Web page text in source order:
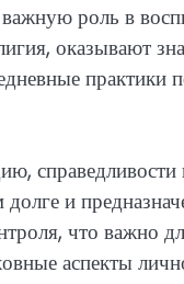
роль в
оказывают
практики
и
что важно
аспекты